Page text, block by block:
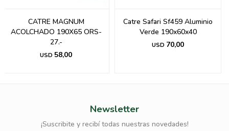
CATRE MAGNUM
ACOLCHADO 190X65 ORS-
27.-
USD 58,00
Catre Safari Sf459 Aluminio
Verde 190x60x40
USD 70,00
Newsletter
¡Suscribite y recibí todas nuestras novedades!